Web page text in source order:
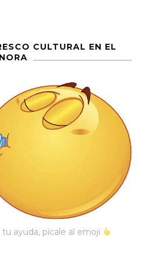
CULTURAL EN EL
ayuda, pícale al emoji